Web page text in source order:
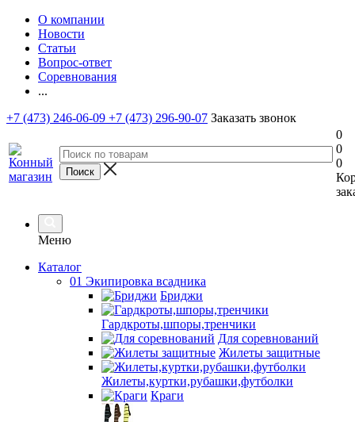
О компании
Новости
Статьи
Вопрос-ответ
Соревнования
...
+7 (473) 246-06-09 +7 (473) 296-90-07 Заказать звонок
0
0
0
Меню
Каталог
01 Экипировка всадника
Бриджи
Гардкроты,шпоры,тренчики
Для соревнований
Жилеты защитные
Жилеты,куртки,рубашки,футболки
Краги